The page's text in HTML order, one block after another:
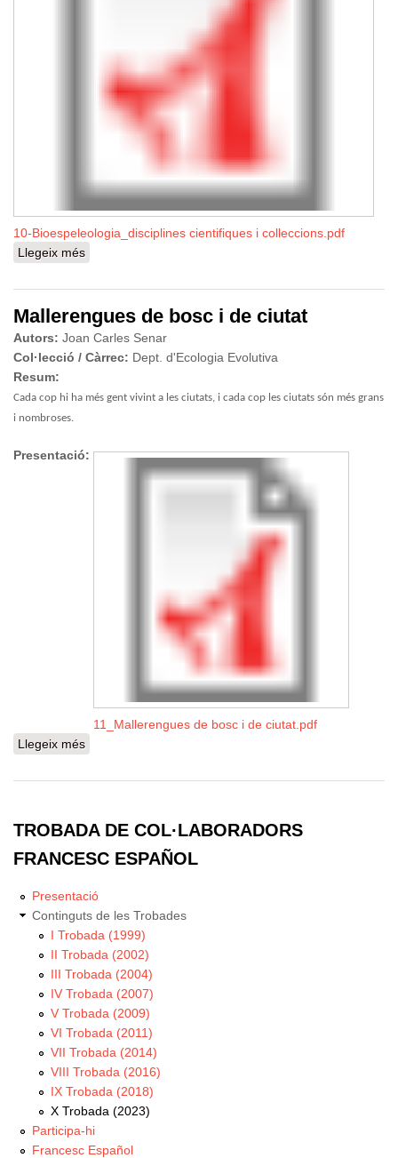
10-Bioespeleologia_disciplines cientifiques i colleccions.pdf
Llegeix més
Mallerengues de bosc i de ciutat
Autors: Joan Carles Senar
Col·lecció / Càrrec: Dept. d'Ecologia Evolutiva
Resum:
Cada cop hi ha més gent vivint a les ciutats, i cada cop les ciutats són més grans
i nombroses.
Presentació:
11_Mallerengues de bosc i de ciutat.pdf
Llegeix més
TROBADA DE COL·LABORADORS
FRANCESC ESPAÑOL
Presentació
Continguts de les Trobades
I Trobada (1999)
II Trobada (2002)
III Trobada (2004)
IV Trobada (2007)
V Trobada (2009)
VI Trobada (2011)
VII Trobada (2014)
VIII Trobada (2016)
IX Trobada (2018)
X Trobada (2023)
Participa-hi
Francesc Español